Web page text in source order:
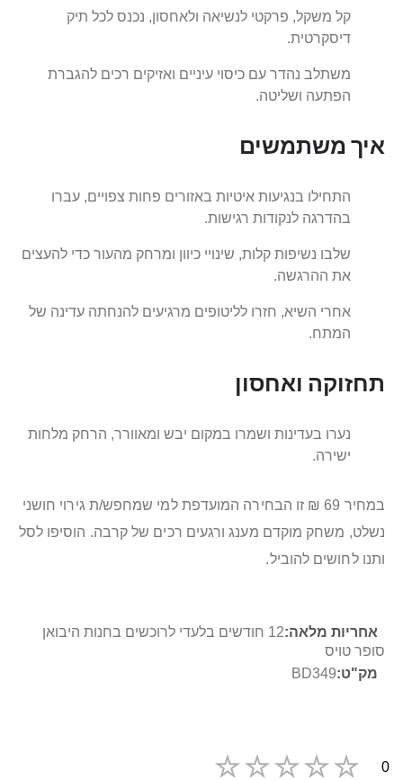
קל משקל, פרקטי לנשיאה ולאחסון, נכנס לכל תיק
דיסקרטית.
משתלב נהדר עם כיסוי עיניים ואזיקים רכים להגברת
הפתעה ושליטה.
איך משתמשים
התחילו בנגיעות איטיות באזורים פחות צפויים, עברו
בהדרגה לנקודות רגישות.
שלבו נשיפות קלות, שינויי כיוון ומרחק מהעור כדי להעצים
את ההרגשה.
אחרי השיא, חזרו לליטופים מרגיעים להנחתה עדינה של
המתח.
תחזוקה ואחסון
נערו בעדינות ושמרו במקום יבש ומאוורר, הרחק מלחות
ישירה.
במחיר 69 ₪ זו הבחירה המועדפת למי שמחפש/ת גירוי חושני
נשלט, משחק מוקדם מענג ורגעים רכים של קרבה. הוסיפו לסל
ותנו לחושים להוביל.
מידע
נוסף
12 חודשים בלעדי לרוכשים בחנות היבואן
סופר טויס
BD349
0